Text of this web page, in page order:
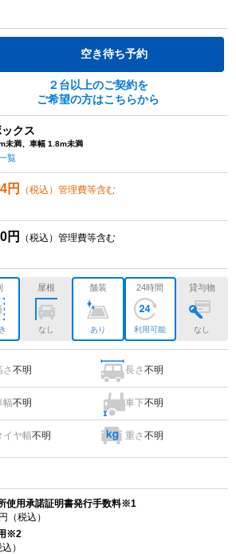
空き待ち予約
２台以上のご契約を
ご希望の方はこちらから
クス
未満、車幅 1.8m未満
覧
円 （税込）管理費等含む
円 （税込）管理費等含む
屋根
なし
舗装
あり
24時間
利用可能
貸与物
なし
さ不明 長さ不明
幅不明 車下不明
イヤ幅不明 重さ不明
使用承諾証明書発行手数料※1
（税込）
※2
）